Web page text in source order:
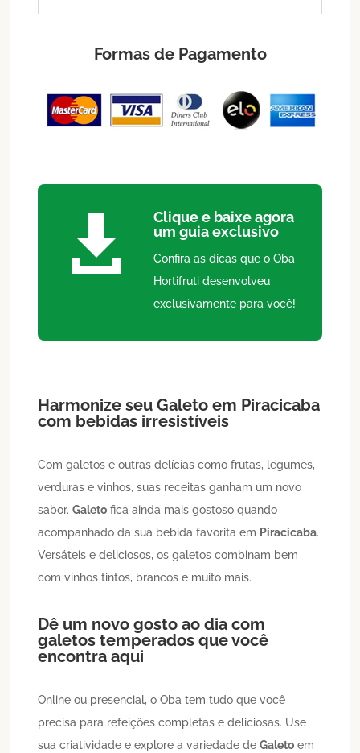
Formas de Pagamento

Clique e baixe agora
um guia exclusivo
Confira as dicas que o Oba
Hortifruti desenvolveu
exclusivamente para você!
Harmonize seuGaleto em Piracicaba
com bebidas irresistíveis
Com galetos e outras delícias como frutas, legumes,
verduras e vinhos, suas receitas ganham um novo
sabor.Galeto fica ainda mais gostoso quando
acompanhado da sua bebida favorita em Piracicaba.
Versáteis e deliciosos, os galetos combinam bem
com vinhos tintos, brancos e muito mais.
Dê um novo gosto ao dia com
galetos temperados que você
encontra aqui
Online ou presencial, o Oba tem tudo que você
precisa para refeições completas e deliciosas. Use
sua criatividade e explore a variedade deGaleto em